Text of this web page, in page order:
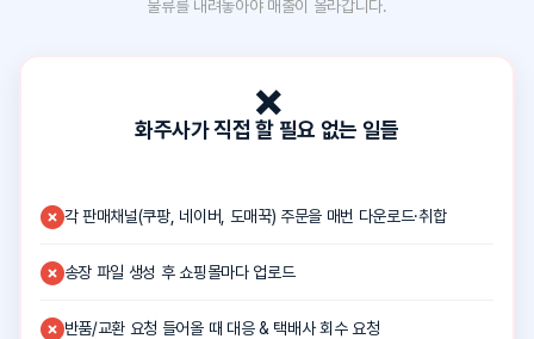
물류를 내려놓아야 매출이 올라갑니다.
❌
화주사가 직접 할 필요 없는 일들
각 판매채널(쿠팡, 네이버, 도매꾹) 주문을 매번 다운로드·취합
송장 파일 생성 후 쇼핑몰마다 업로드
반품/교환 요청 들어올 때 대응 & 택배사 회수 요청